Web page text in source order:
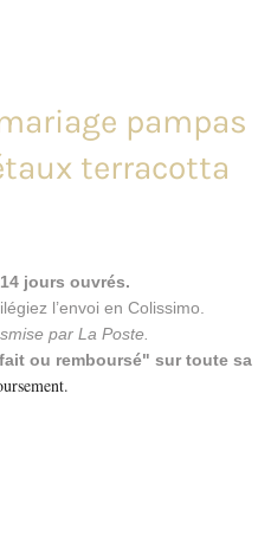
pampas
terracotta
jours ouvrés.
l’envoi en Colissimo.
par La Poste.
ou remboursé" sur toute sa
.